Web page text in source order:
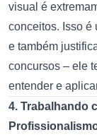
visual é
conceitos. Isso é
e também
concursos – ele
entender e
4. Trabalhando